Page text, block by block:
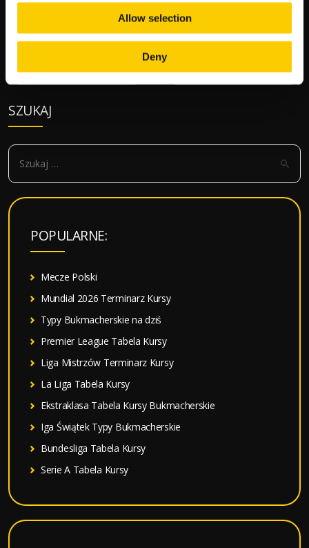
Allow selection
Deny
Zobacz
←Poprzedni artykuł Następny artykuł→
SZUKAJ
S
k
POPULARNE:
Mecze Polski
Mundial 2026 Terminarz Kursy
Typy Bukmacherskie na dziś
Premier League Tabela Kursy
Liga Mistrzów Terminarz Kursy
La Liga Tabela Kursy
Ekstraklasa Tabela Kursy Bukmacherskie
Iga Świątek Typy Bukmacherskie
Bundesliga Tabela Kursy
Serie A Tabela Kursy